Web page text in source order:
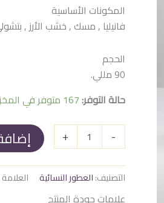
المكونات الأساسية
فانيليا , مسك , خشب الأرز ,
الحجم
90 مللي.
حالة التوفر:167 متوفر في المخزون
-
+
التصنيف:العطور النسائية العلامة
علامات جودة المنتج